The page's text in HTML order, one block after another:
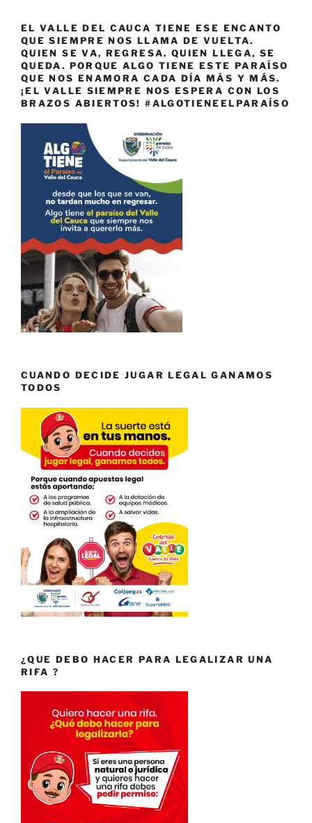
EL VALLE DEL CAUCA TIENE ESE ENCANTO
QUE SIEMPRE NOS LLAMA DE VUELTA.
QUIEN SE VA, REGRESA. QUIEN LLEGA, SE
QUEDA. PORQUE ALGO TIENE ESTE PARAÍSO
QUE NOS ENAMORA CADA DÍA MÁS Y MÁS.
¡EL VALLE SIEMPRE NOS ESPERA CON LOS
BRAZOS ABIERTOS! #ALGOTIENEELPARAÍSO
CUANDO DECIDE JUGAR LEGAL GANAMOS
TODOS
¿QUE DEBO HACER PARA LEGALIZAR UNA
RIFA ?